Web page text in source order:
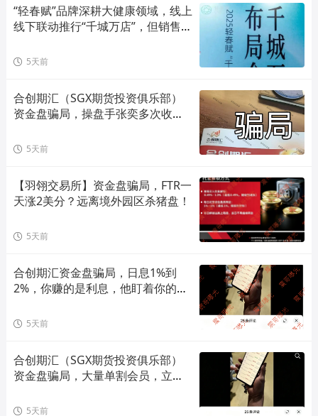
“轻春赋”品牌深耕大健康领域，线上
线下联动推行“千城万店”，但销售模
5天前
合创期汇（SGX期货投资俱乐部）
资金盘骗局，操盘手张奕多次收割
5天前
【羽翎交易所】资金盘骗局，FTR一
天涨2美分？远离境外园区杀猪盘！
5天前
合创期汇资金盘骗局，日息1%到
2%，你赚的是利息，他盯着你的本
5天前
合创期汇（SGX期货投资俱乐部）
资金盘骗局，大量单割会员，立即
5天前